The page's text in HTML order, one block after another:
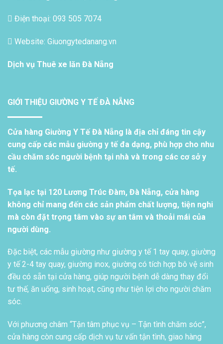
Điện thoại: 093 505 7074
Website: Giuongytedanang.vn
Dịch vụ Thuê xe lăn Đà Nẵng
GIỚI THIỆU GIƯỜNG Y TẾ ĐÀ NẴNG
Cửa hàng Giường Y Tế Đà Nẵng là địa chỉ đáng tin cậy
cung cấp các mẫu giường y tế đa dạng, phù hợp cho nhu
cầu chăm sóc người bệnh tại nhà và trong các cơ sở y
tế.
Tọa lạc tại 120 Lương Trúc Đàm, Đà Nẵng, cửa hàng
không chỉ mang đến các sản phẩm chất lượng, tiện nghi
mà còn đặt trọng tâm vào sự an tâm và thoải mái của
người dùng.
Đặc biệt, các mẫu giường như giường y tế 1 tay quay, giường
y tế 2-4 tay quay, giường inox, giường có tích hợp bô vệ sinh
đều có sẵn tại cửa hàng, giúp người bệnh dễ dàng thay đổi
tư thế, ăn uống, sinh hoạt, cũng như tiện lợi cho người chăm
sóc.
Với phương châm “Tận tâm phục vụ – Tận tình chăm sóc”,
cửa hàng còn cung cấp dịch vụ tư vấn tận tình, giao hàng